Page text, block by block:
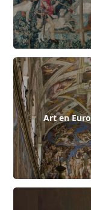
Art en